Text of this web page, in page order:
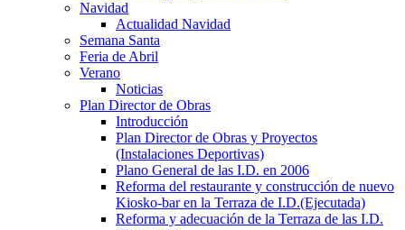
Navidad
Actualidad Navidad
Semana Santa
Feria de Abril
Verano
Noticias
Plan Director de Obras
Introducción
Plan Director de Obras y Proyectos
(Instalaciones Deportivas)
Plano General de las I.D. en 2006
Reforma del restaurante y construcción de nuevo
Kiosko-bar en la Terraza de I.D.(Ejecutada)
Reforma y adecuación de la Terraza de las I.D.